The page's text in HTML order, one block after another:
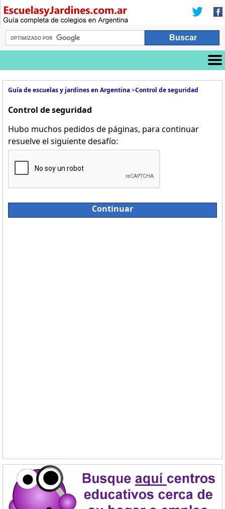
Guía de escuelas y jardines en Argentina>Control de seguridad
Control de seguridad
Hubo muchos pedidos de páginas, para continuar
resuelve el siguiente desafío:
Continuar